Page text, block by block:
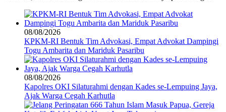
08/08/2026
KPKM-RI Bentuk Tim Advokasi, Empat Advokat Dampingi
Togu Ambarita dan Mariduk Pasaribu
08/08/2026
Kapolres OKI Silaturahmi dengan Kades se-Lempuing Jaya,
Ajak Warga Cegah Karhutla